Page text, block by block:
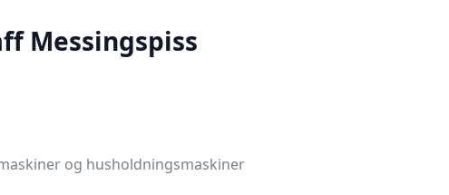
Messingspiss
og husholdningsmaskiner